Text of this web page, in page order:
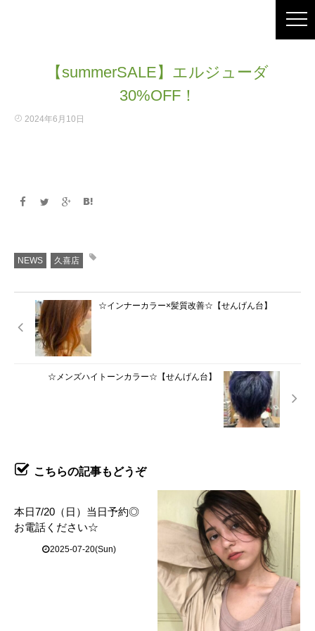
【summerSALE】エルジューダ
30%OFF！
2024年6月10日
NEWS 久喜店
☆インナーカラー×髪質改善☆【せんげん台】
☆メンズハイトーンカラー☆【せんげん台】
こちらの記事もどうぞ
本日7/20（日）当日予約◎
お電話ください☆
2025-07-20(Sun)